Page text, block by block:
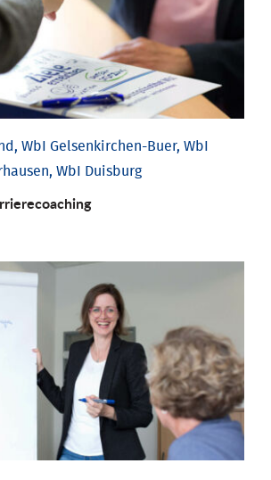
WbI Gelsenkirchen-Buer, WbI
WbI Duisburg